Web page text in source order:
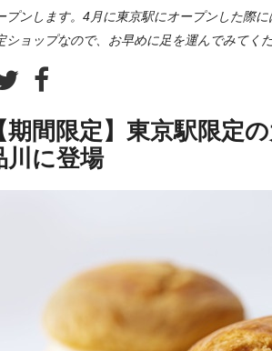
プンします。4月に東京駅にオープンした際
ショップなので、お早めに足を運んでみてくだ
期間限定】東京駅限定
川に登場